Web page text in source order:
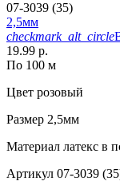
07-3039 (35)
2,5мм
checkmark_alt_circle
19.99 р.
По 100 м
Цвет розовый
Размер 2,5мм
Материал латекс в
Артикул 07-3039